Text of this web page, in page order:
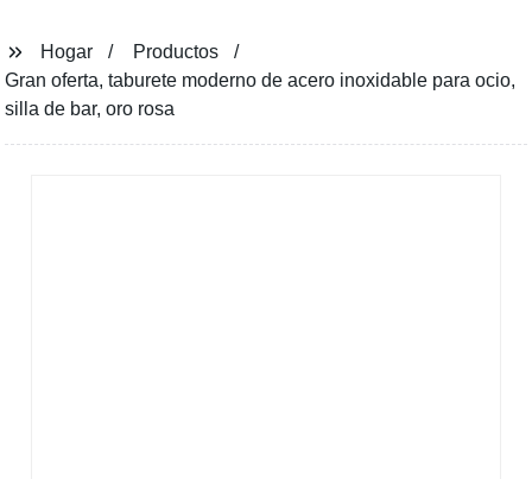
Hogar
Productos
Gran oferta, taburete moderno de acero inoxidable para ocio,
silla de bar, oro rosa